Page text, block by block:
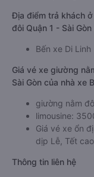
Địa điểm trả khách
đôi Quận 1 - Sài
Bến xe Di Linh
Giá vé xe giường
Sài Gòn của nhà xe
giường nằm
limousine:
Giá vé xe ổn
dịp Lễ, Tết
Thông tin liên hệ